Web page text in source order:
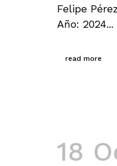
Felipe
Año: 2024...
read more
18